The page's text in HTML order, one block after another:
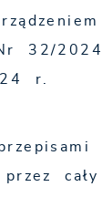
32/
r.